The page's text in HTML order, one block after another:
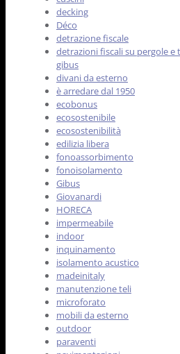
decking
Déco
detrazione fiscale
detrazioni fiscali su pergole e
gibus
divani da esterno
è arredare dal 1950
ecobonus
ecosostenibile
ecosostenibilità
edilizia libera
fonoassorbimento
fonoisolamento
Gibus
Giovanardi
HORECA
impermeabile
indoor
inquinamento
isolamento acustico
madeinitaly
manutenzione teli
microforato
mobili da esterno
outdoor
paraventi